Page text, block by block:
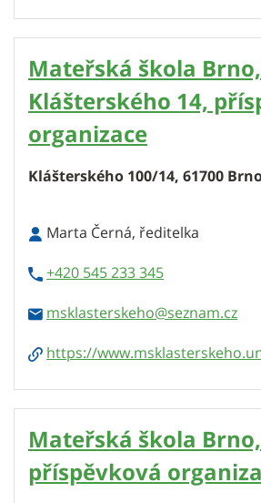
Mateřská škola Brno,
Klášterského 14,
organizace
Klášterského 100/14, 61700
Marta Černá, ředitelka
+420 545 233 345
msklasterskeho
https://
Mateřská škola
příspěvková